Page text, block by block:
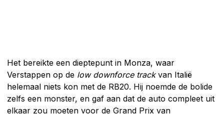
Het bereikte een dieptepunt in Monza, waar
Verstappen op de low downforce trackvan Italië
helemaal niets kon met de RB20. Hij noemde de bolide
zelfs een monster, en gaf aan dat de auto compleet uit
elkaar zou moeten voor de Grand Prix van